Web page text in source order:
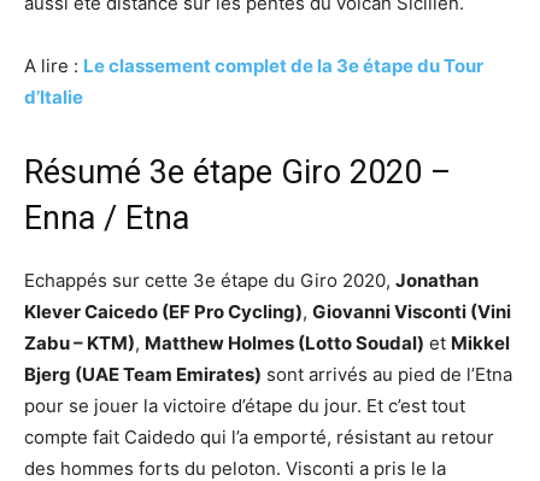
A lire : Le classement complet de la 3e étape du Tour
d’Italie
Résumé 3e étape Giro 2020 –
Enna / Etna
Echappés sur cette 3e étape du Giro 2020, Jonathan
Klever Caicedo (EF Pro Cycling), Giovanni Visconti (Vini
Zabu – KTM), Matthew Holmes (Lotto Soudal) et Mikkel
Bjerg (UAE Team Emirates) sont arrivés au pied de l’Etna
pour se jouer la victoire d’étape du jour. Et c’est tout
compte fait Caidedo qui l’a emporté, résistant au retour
des hommes forts du peloton. Visconti a pris le la